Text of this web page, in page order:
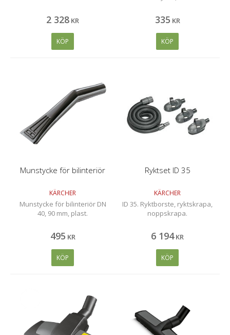
2 328 KR
KÖP
335 KR
KÖP
Munstycke för bilinteriör
KÄRCHER
Munstycke för bilinteriör DN
40, 90 mm, plast.
495 KR
KÖP
Ryktset ID 35
KÄRCHER
ID 35. Ryktborste, ryktskrapa,
noppskrapa.
6 194 KR
KÖP